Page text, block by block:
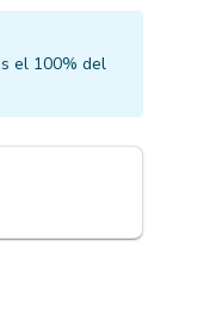
el 100% del